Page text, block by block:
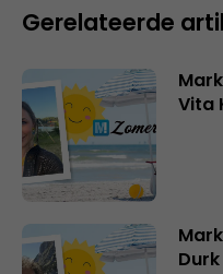
Gerelateerde
Vita